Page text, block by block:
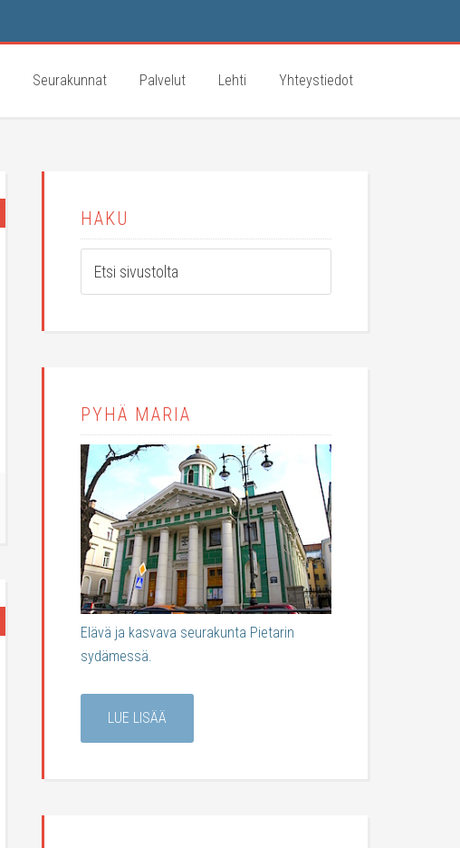
Seurakunnat Palvelut Lehti Yhteystiedot
HAKU
PYHÄ MARIA
Elävä ja kasvava seurakunta Pietarin
sydämessä.
LUE LISÄÄ